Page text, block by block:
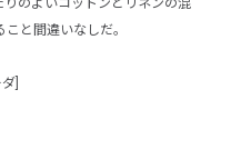
のよいコットンとリネンの混
と間違いなしだ。
]